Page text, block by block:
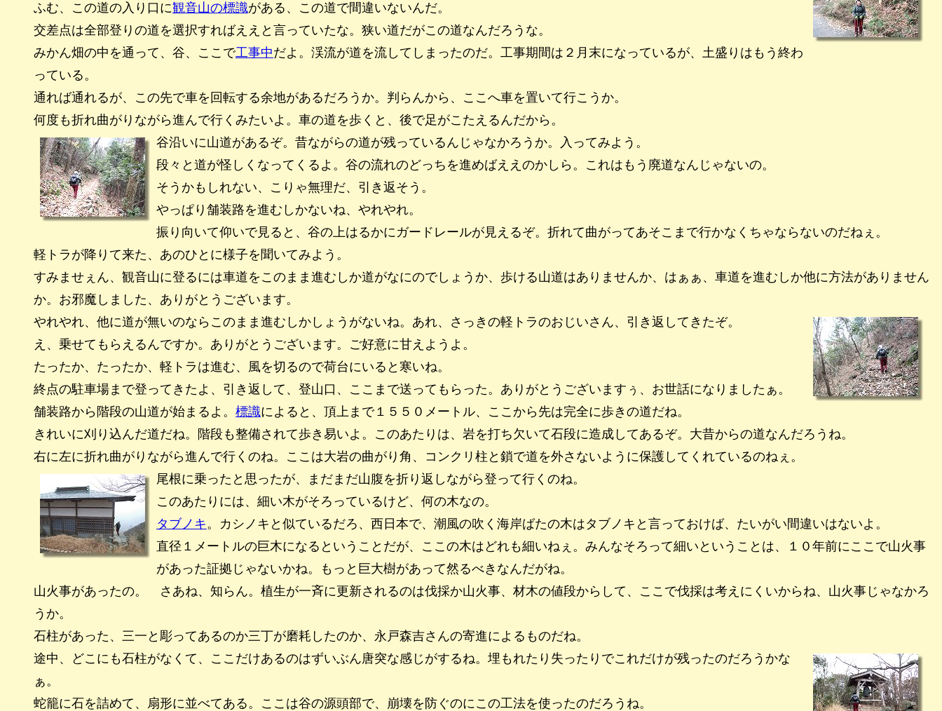
ふむ、この道の入り口に観音山の標識がある、この道で間違いないんだ。
交差点は全部登りの道を選択すればええと言っていたな。狭い道だがこの道なんだろうな。
みかん畑の中を通って、谷、ここで工事中だよ。渓流が道を流してしまったのだ。工事期間は２月末になっているが、土盛りはもう終わ
っている。
通れば通れるが、この先で車を回転する余地があるだろうか。判らんから、ここへ車を置いて行こうか。
何度も折れ曲がりながら進んで行くみたいよ。車の道を歩くと、後で足がこたえるんだから。
谷沿いに山道があるぞ。昔ながらの道が残っているんじゃなかろうか。入ってみよう。
段々と道が怪しくなってくるよ。谷の流れのどっちを進めばええのかしら。これはもう廃道なんじゃないの。
そうかもしれない、こりゃ無理だ、引き返そう。
やっぱり舗装路を進むしかないね、やれやれ。
振り向いて仰いで見ると、谷の上はるかにガードレールが見えるぞ。折れて曲がってあそこまで行かなくちゃならないのだねぇ。
軽トラが降りて来た、あのひとに様子を聞いてみよう。
すみませぇん、観音山に登るには車道をこのまま進むしか道がなにのでしょうか、歩ける山道はありませんか、はぁぁ、車道を進むしか他に方法がありません
か。お邪魔しました、ありがとうございます。
やれやれ、他に道が無いのならこのまま進むしかしょうがないね。あれ、さっきの軽トラのおじいさん、引き返してきたぞ。
え、乗せてもらえるんですか。ありがとうございます。ご好意に甘えようよ。
たったか、たったか、軽トラは進む、風を切るので荷台にいると寒いね。
終点の駐車場まで登ってきたよ、引き返して、登山口、ここまで送ってもらった。ありがとうございますぅ、お世話になりましたぁ。
舗装路から階段の山道が始まるよ。 標識によると、頂上まで１５５０メートル、ここから先は完全に歩きの道だね。
きれいに刈り込んだ道だね。階段も整備されて歩き易いよ。このあたりは、岩を打ち欠いて石段に造成してあるぞ。大昔からの道なんだろうね。
右に左に折れ曲がりながら進んで行くのね。ここは大岩の曲がり角、コンクリ柱と鎖で道を外さないように保護してくれているのねぇ。
尾根に乗ったと思ったが、まだまだ山腹を折り返しながら登って行くのね。
このあたりには、細い木がそろっているけど、何の木なの。
タブノキ。カシノキと似ているだろ、西日本で、潮風の吹く海岸ばたの木はタブノキと言っておけば、たいがい間違いはないよ。
直径１メートルの巨木になるということだが、ここの木はどれも細いねぇ。みんなそろって細いということは、１０年前にここで山火事
があった証拠じゃないかね。もっと巨大樹があって然るべきなんだがね。
山火事があったの。 さあね、知らん。植生が一斉に更新されるのは伐採か山火事、材木の値段からして、ここで伐採は考えにくいからね、山火事じゃなかろ
うか。
石柱があった、三一と彫ってあるのか三丁が磨耗したのか、永戸森吉さんの寄進によるものだね。
途中、どこにも石柱がなくて、ここだけあるのはずいぶん唐突な感じがするね。埋もれたり失ったりでこれだけが残ったのだろうかな
ぁ。
蛇籠に石を詰めて、扇形に並べてある。ここは谷の源頭部で、崩壊を防ぐのにこの工法を使ったのだろうね。